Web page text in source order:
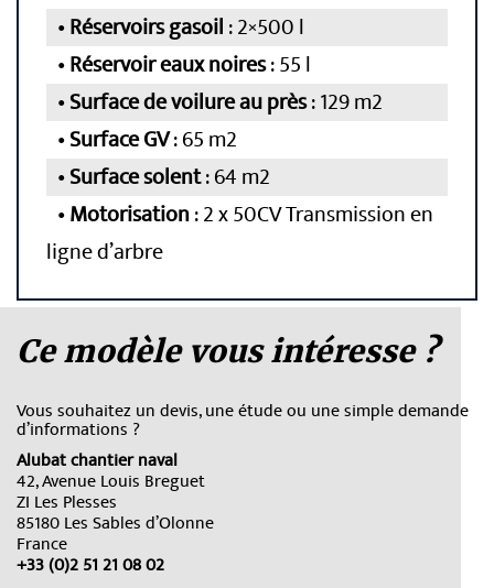
Réservoirs gasoil: 2×500 l
Réservoir eaux noires:55 l
Surface de voilure au près: 129 m2
Surface GV: 65 m2
Surface solent: 64 m2
Motorisation: 2 x 50CV Transmission en
ligne d’arbre
Ce modèle vous intéresse ?
Vous souhaitez un devis, une étude ou une simple demande
d’informations ?
Alubat chantier naval
42, Avenue Louis Breguet
ZI Les Plesses
85180 Les Sables d’Olonne
France
+33 (0)2 51 21 08 02